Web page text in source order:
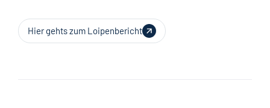
Hier gehts zum Loipenbericht